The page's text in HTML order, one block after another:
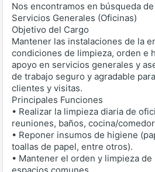
Nos encontramos en búsqueda
Servicios Generales (Oficinas)
Objetivo del Cargo
Mantener las instalaciones de la
condiciones de limpieza, orden e
apoyo en servicios generales y
de trabajo seguro y agradable
clientes y visitas.
Principales Funciones
• Realizar la limpieza diaria de
reuniones, baños, cocina/
• Reponer insumos de higiene
toallas de papel, entre otros).
• Mantener el orden y limpieza